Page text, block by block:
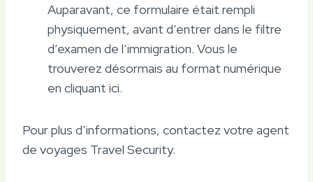
Auparavant, ce formulaire était rempli
physiquement, avant d’entrer dans le filtre
d’examen de l’immigration. Vous le
trouverez désormais au format numérique
en cliquant ici.
Pour plus d’informations, contactez votre agent
de voyages Travel Security.